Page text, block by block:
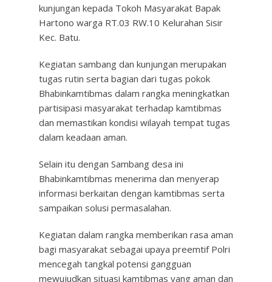
kunjungan kepada Tokoh Masyarakat Bapak
Hartono warga RT.03 RW.10 Kelurahan Sisir
Kec. Batu.
Kegiatan sambang dan kunjungan merupakan
tugas rutin serta bagian dari tugas pokok
Bhabinkamtibmas dalam rangka meningkatkan
partisipasi masyarakat terhadap kamtibmas
dan memastikan kondisi wilayah tempat tugas
dalam keadaan aman.
Selain itu dengan Sambang desa ini
Bhabinkamtibmas menerima dan menyerap
informasi berkaitan dengan kamtibmas serta
sampaikan solusi permasalahan.
Kegiatan dalam rangka memberikan rasa aman
bagi masyarakat sebagai upaya preemtif Polri
mencegah tangkal potensi gangguan
mewujudkan situasi kamtibmas yang aman dan